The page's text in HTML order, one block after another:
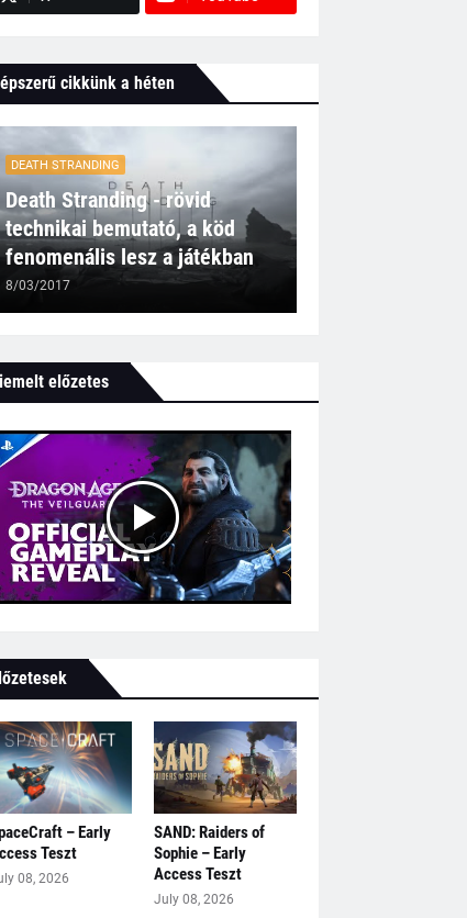
cikkünk a héten
DEATH STRANDING
Death Stranding - rövid
technikai bemutató, a köd
fenomenális lesz a játékban
8/03/2017
előzetes
– Early
Teszt
08, 2026
SAND: Raiders of
Sophie – Early
Access Teszt
July 08, 2026